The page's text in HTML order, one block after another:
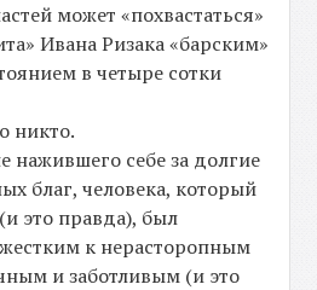
может «похвастаться»
Ивана Ризака «барским»
в четыре сотки
никто.
нажившего себе за долгие
благ, человека, который
это правда), был
к нерасторопным
и заботливым (и это